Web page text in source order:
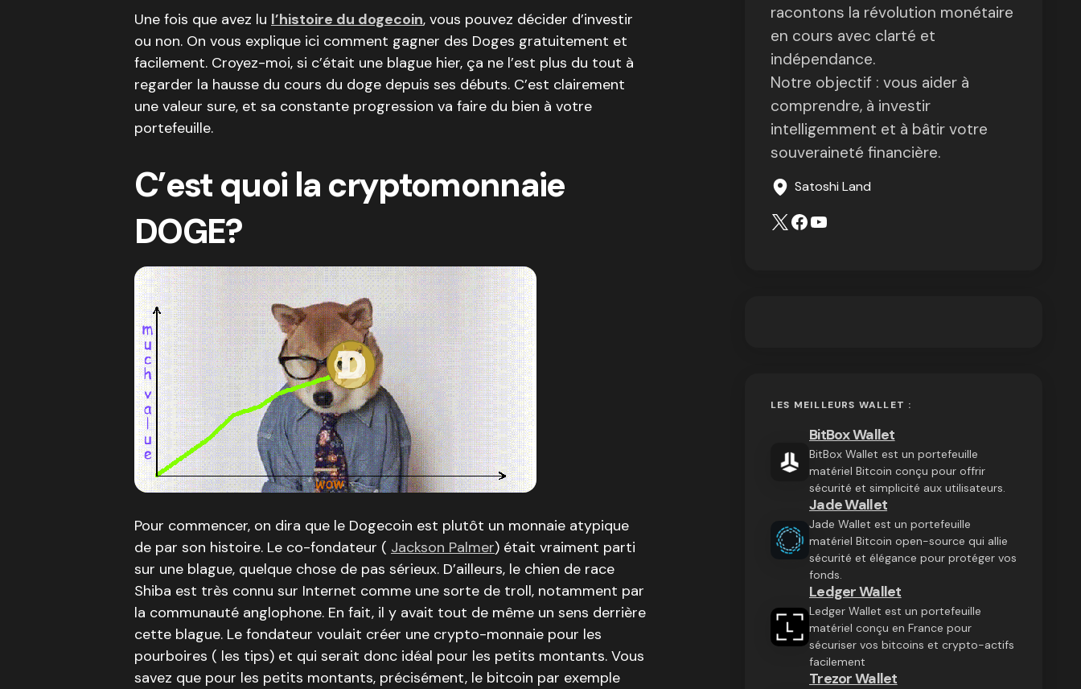
Une fois que avez lu l’histoire du dogecoin, vous pouvez décider d’investir
ou non. On vous explique ici comment gagner des Doges gratuitement et
facilement. Croyez-moi, si c’était une blague hier, ça ne l’est plus du tout à
regarder la hausse du cours du doge depuis ses débuts. C’est clairement
une valeur sure, et sa constante progression va faire du bien à votre
portefeuille.
C’est quoi la cryptomonnaie
DOGE?
Pour commencer, on dira que le Dogecoin est plutôt un monnaie atypique
de par son histoire. Le co-fondateur ( Jackson Palmer) était vraiment parti
sur une blague, quelque chose de pas sérieux. D’ailleurs, le chien de race
Shiba est très connu sur Internet comme une sorte de troll, notamment par
la communauté anglophone. En fait, il y avait tout de même un sens derrière
cette blague. Le fondateur voulait créer une crypto-monnaie pour les
pourboires ( les tips) et qui serait donc idéal pour les petits montants. Vous
savez que pour les petits montants, précisément, le bitcoin par exemple
racontons la révolution monétaire
en cours avec clarté et
indépendance.
Notre objectif : vous aider à
comprendre, à investir
intelligemment et à bâtir votre
souveraineté financière.
Satoshi Land
LES MEILLEURS WALLET :
BitBox Wallet
BitBox Wallet est un portefeuille
matériel Bitcoin conçu pour offrir
sécurité et simplicité aux utilisateurs.
Jade Wallet
Jade Wallet est un portefeuille
matériel Bitcoin open-source qui allie
sécurité et élégance pour protéger vos
fonds.
Ledger Wallet
Ledger Wallet est un portefeuille
matériel conçu en France pour
sécuriser vos bitcoins et crypto-actifs
facilement
Trezor Wallet